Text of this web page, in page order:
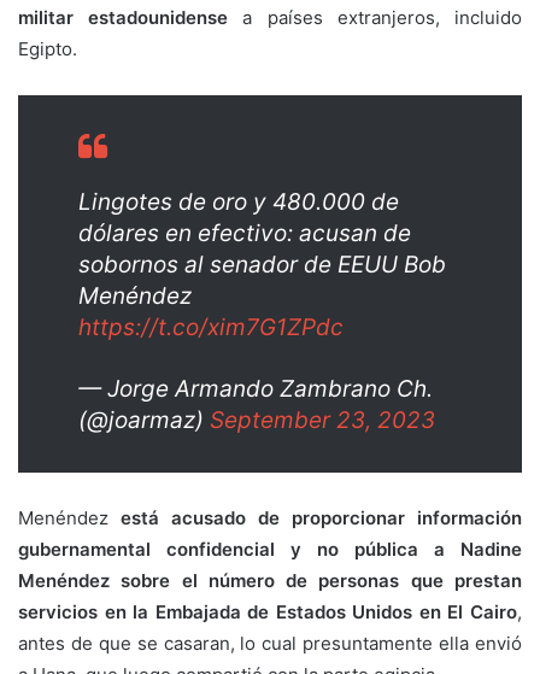
militar estadounidense a países extranjeros, incluido
Egipto.
Lingotes de oro y 480.000 de
dólares en efectivo: acusan de
sobornos al senador de EEUU Bob
Menéndez
https://t.co/xim7G1ZPdc
— Jorge Armando Zambrano Ch.
(@joarmaz) September 23, 2023
Menéndez está acusado de proporcionar información
gubernamental confidencial y no pública a Nadine
Menéndez sobre el número de personas que prestan
servicios en la Embajada de Estados Unidos en El Cairo,
antes de que se casaran, lo cual presuntamente ella envió